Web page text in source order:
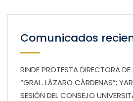
Comunicados
RINDE PROTESTA DIRECTORA
“GRAL. LÁZARO CÁRDENAS”;
SESIÓN DEL CONSEJO